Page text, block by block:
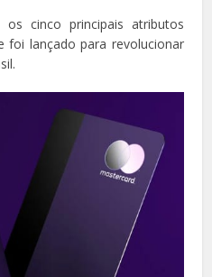
cinco principais atributos
foi lançado para revolucionar